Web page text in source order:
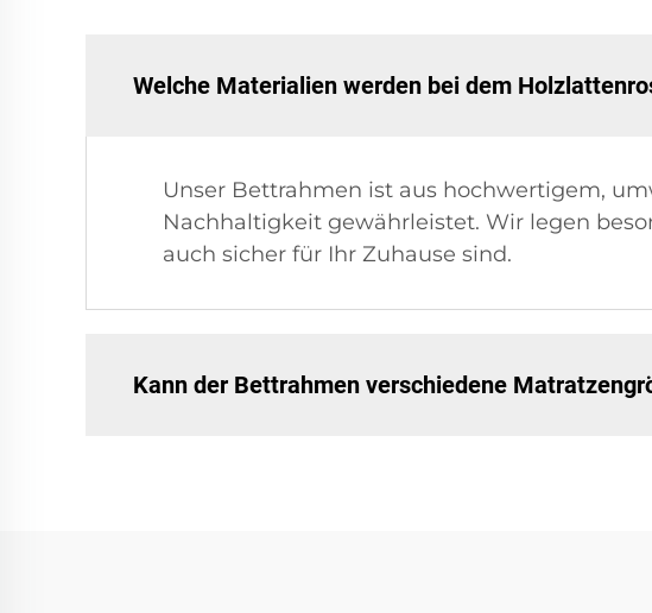
Welche Materialien werden bei dem
Unser Bettrahmen ist aus hochwertigem,
Nachhaltigkeit gewährleistet. Wir legen
auch sicher für Ihr Zuhause sind.
Kann der Bettrahmen verschiedene